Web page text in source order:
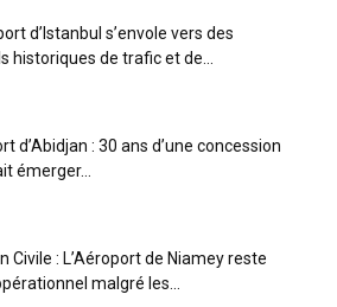
d’Istanbul s’envole vers des
historiques de trafic et de...
d’Abidjan : 30 ans d’une concession
émerger...
Civile : L’Aéroport de Niamey reste
malgré les...